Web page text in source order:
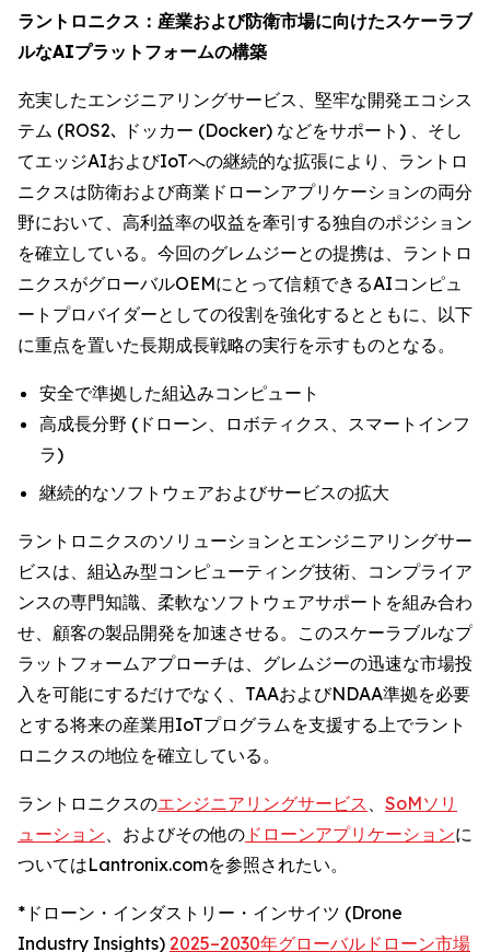
ラントロニクス：産業および防衛市場に向けたスケーラブ
ルなAIプラットフォームの構築
充実したエンジニアリングサービス、堅牢な開発エコシス
テム (ROS2､ ドッカー (Docker) などをサポート) 、そし
てエッジAIおよびIoTへの継続的な拡張により、ラントロ
ニクスは防衛および商業ドローンアプリケーションの両分
野において、高利益率の収益を牽引する独自のポジション
を確立している。今回のグレムジーとの提携は、ラントロ
ニクスがグローバルOEMにとって信頼できるAIコンピュ
ートプロバイダーとしての役割を強化するとともに、以下
に重点を置いた長期成長戦略の実行を示すものとなる。
安全で準拠した組込みコンピュート
高成長分野 (ドローン、ロボティクス、スマートインフ
ラ)
継続的なソフトウェアおよびサービスの拡大
ラントロニクスのソリューションとエンジニアリングサー
ビスは、組込み型コンピューティング技術、コンプライア
ンスの専門知識、柔軟なソフトウェアサポートを組み合わ
せ、顧客の製品開発を加速させる。このスケーラブルなプ
ラットフォームアプローチは、グレムジーの迅速な市場投
入を可能にするだけでなく、TAAおよびNDAA準拠を必要
とする将来の産業用IoTプログラムを支援する上でラント
ロニクスの地位を確立している。
ラントロニクスのエンジニアリングサービス
SoMソリ
ューション 、およびその他の ドローンアプリケーションに
ついてはLantronix.comを参照されたい。
*ドローン・インダストリー・インサイツ (Drone
Industry Insights) 2025–2030年グローバルドローン市場